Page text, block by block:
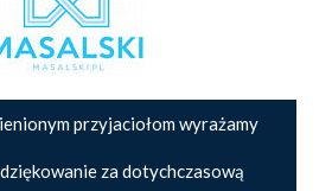
przyjaciołom wyrażamy
za dotychczasową